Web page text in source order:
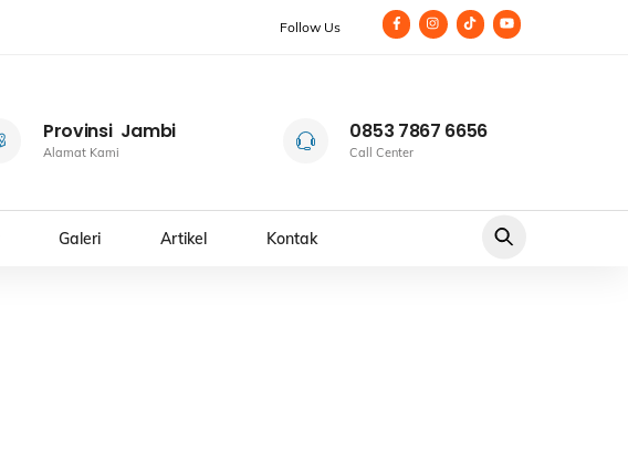
Follow Us
Galeri Artikel Kontak
Provinsi Jambi
Alamat Kami
Icon
0853 7867 6656
Call Center